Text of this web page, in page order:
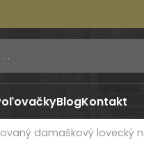
BlogKontakt
damaškový lovecký